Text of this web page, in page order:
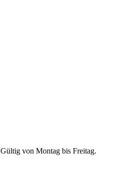
Gültig von Montag bis Freitag.